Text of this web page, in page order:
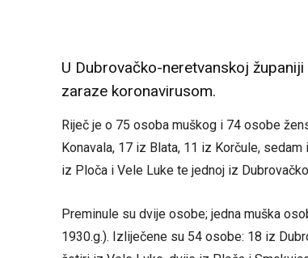
U Dubrovačko-neretvanskoj
zaraze koronavirusom.
Riječ je o 75 osoba muškog i 74 osobe
Konavala, 17 iz Blata, 11 iz Korčule,
iz Ploča i Vele Luke te jednoj iz
Preminule su dvije osobe; jedna muška
1930.g.). Izliječene su 54 osobe: 18 iz